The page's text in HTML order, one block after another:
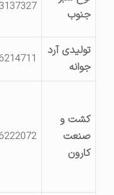
جنوب
6133137327
تولیدی آرد
جوانه
6136214711
کشت و
صنعت
کارون
6136222072